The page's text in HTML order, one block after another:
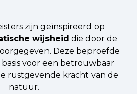
zijn geïnspireerd op
wijsheid die door de
Deze beproefde
voor een betrouwbaar
rustgevende kracht van de
natuur.